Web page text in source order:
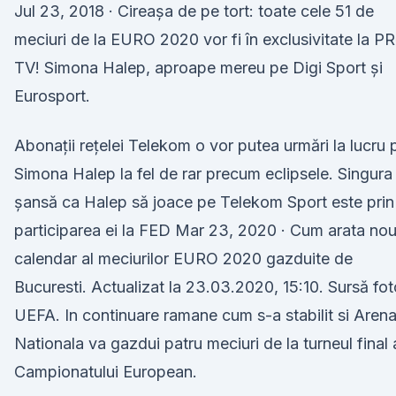
Jul 23, 2018 · Cireașa de pe tort: toate cele 51 de
meciuri de la EURO 2020 vor fi în exclusivitate la
TV! Simona Halep, aproape mereu pe Digi Sport și
Eurosport.
Abonații rețelei Telekom o vor putea urmări la lucru
Simona Halep la fel de rar precum eclipsele. Singura
șansă ca Halep să joace pe Telekom Sport este prin
participarea ei la FED Mar 23, 2020 · Cum arata
calendar al meciurilor EURO 2020 gazduite de
Bucuresti. Actualizat la 23.03.2020, 15:10. Sursă
UEFA. In continuare ramane cum s-a stabilit si Arena
Nationala va gazdui patru meciuri de la turneul final
Campionatului European.